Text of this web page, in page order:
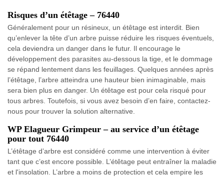
Risques d’un étêtage – 76440
Généralement pour un résineux, un étêtage est interdit. Bien
qu’enlever la tête d’un arbre puisse réduire les risques éventuels,
cela deviendra un danger dans le futur. Il encourage le
développement des parasites au-dessous la tige, et le dommage
se répand lentement dans les feuillages. Quelques années après
l’étêtage, l’arbre atteindra une hauteur bien inimaginable, mais
sera bien plus en danger. Un étêtage est pour cela risqué pour
tous arbres. Toutefois, si vous avez besoin d’en faire, contactez-
nous pour trouver la solution alternative.
WP Elagueur Grimpeur – au service d’un étêtage
pour tout 76440
L’étêtage d’arbre est considéré comme une intervention à éviter
tant que c’est encore possible. L’étêtage peut entraîner la maladie
et l'insolation. L’arbre a moins de protection et cela empire les